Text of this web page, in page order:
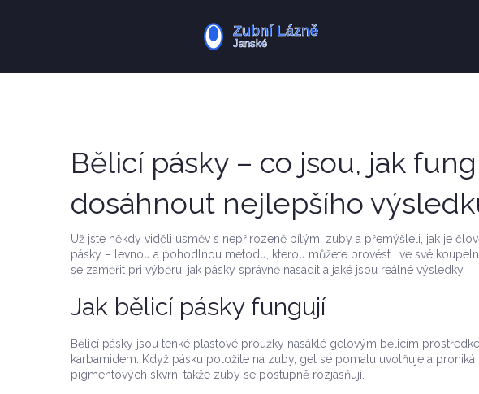
Bělicí pásky – co jsou, jak
dosáhnout nejlepšího
Už jste někdy viděli úsměv s nepřirozeně bílými zuby a přemýšleli, jak je
pásky – levnou a pohodlnou metodu, kterou můžete provést i ve své
se zaměřit při výběru, jak pásky správně nasadit a jaké jsou reálné výsledky.
Jak bělicí pásky fungují
Bělicí pásky jsou tenké plastové proužky nasáklé gelovým bělicím
karbamidem. Když pásku položíte na zuby, gel se pomalu uvolňuje a proniká
pigmentových skvrn, takže zuby se postupně rozjasňují.